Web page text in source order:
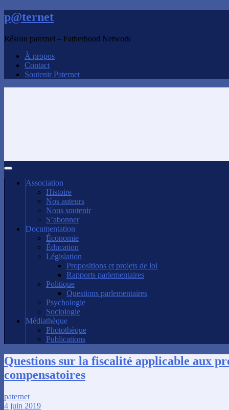
p@ternet
Réseau paternel – Fatherhood Network
À propos
Contact
Soutenir Paternet
Association
Histoire
Nos auteurs
Nous soutenir
S’abonner
Documentation
Économie
Éducation
Législation
Propositions et projets de loi
Rapports parlementaires
Politique
Questions parlementaires
Psychologie
Sociologie
Médiathèque
Photothèque
Publications
Questions sur la fiscalité applicable aux
compensatoires
paternet
4 juin 2019